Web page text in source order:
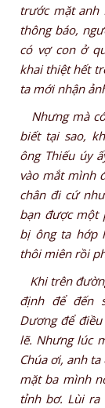
trước mặt anh
thông báo,
có vợ con ở
khai thiệt hết
ta mới nhận
Nhưng mà
biết tại sao,
ông Thiếu úy
vào mắt mình
chân đi cứ
bạn được một
bị ông ta hớp
thôi miên rồi
Khi trên
định để đến
Dương để
lẽ. Nhưng lúc
Chúa ơi, anh
mặt ba mình
tỉnh bơ. Lùi ra